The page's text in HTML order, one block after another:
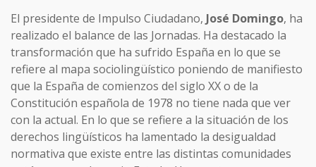
El presidente de Impulso Ciudadano, José Domingo, ha
realizado el balance de las Jornadas. Ha destacado la
transformación que ha sufrido España en lo que se
refiere al mapa sociolingüístico poniendo de manifiesto
que la España de comienzos del siglo XX o de la
Constitución española de 1978 no tiene nada que ver
con la actual. En lo que se refiere a la situación de los
derechos lingüísticos ha lamentado la desigualdad
normativa que existe entre las distintas comunidades